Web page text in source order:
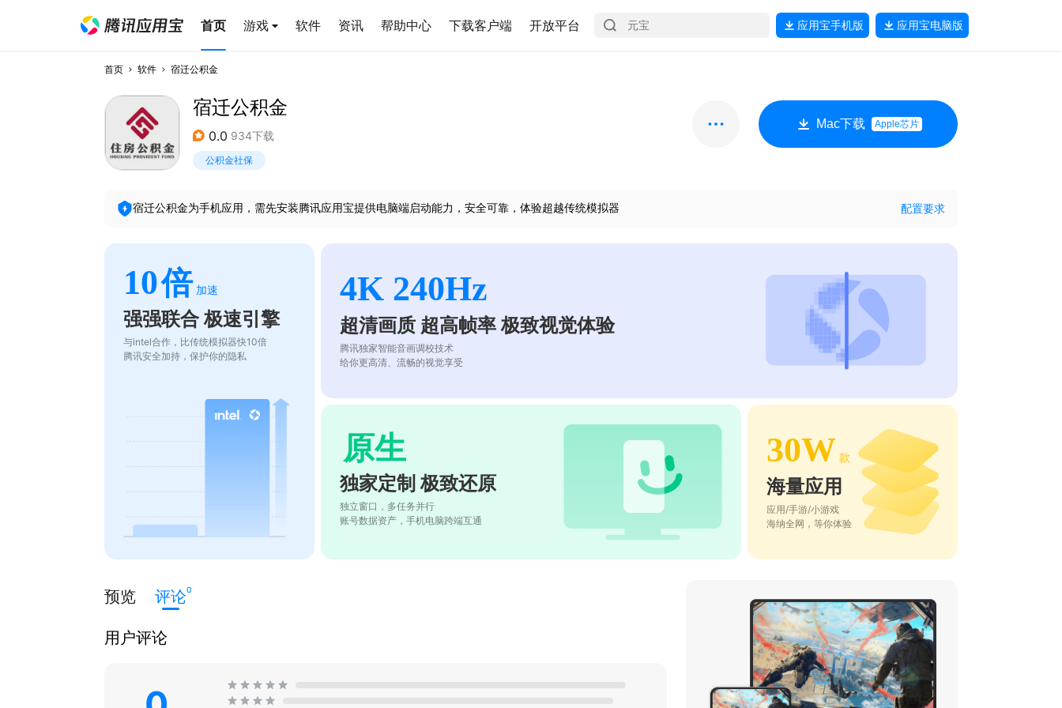
首页 游戏 软件 资讯 帮助中心 下载客户端 开放平台 应用宝手机版 应用宝电脑版
首页 软件 宿迁公积金
宿迁公积金
0.0 934下载
公积金社保
Mac下载 Apple芯片
宿迁公积金为手机应用，需先安装腾讯应用宝提供电脑端启动能力，安全可靠，体验超越传统模拟器 配置要求
10倍 加速
强强联合 极速引擎
与intel合作，比传统模拟器快10倍
腾讯安全加持，保护你的隐私
4K 240Hz
超清画质 超高帧率 极致视觉体验
腾讯独家智能音画调校技术
给你更高清、流畅的视觉享受
原生
独家定制 极致还原
独立窗口，多任务并行
账号数据资产，手机电脑跨端互通
30W 款
海量应用
应用/手游/小游戏
海纳全网，等你体验
预览 评论0
用户评论